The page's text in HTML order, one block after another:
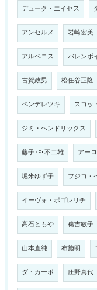
デューク・エイセス
アンセルメ 岩崎宏美
アルベニス バレンボ
古賀政男 松任谷正隆
ペンデレツキ スコッ
ジミ・ヘンドリックス
藤子･F･不二雄 アー
堀米ゆず子 フジコ・
イーヴォ・ポゴレリチ
高石ともや 穐吉敏子
山本直純 布施明
ダ・カーポ 庄野真代